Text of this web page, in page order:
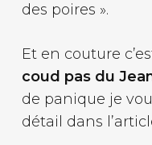
des poires ».
Et en couture
coud pas du
de panique je
détail dans